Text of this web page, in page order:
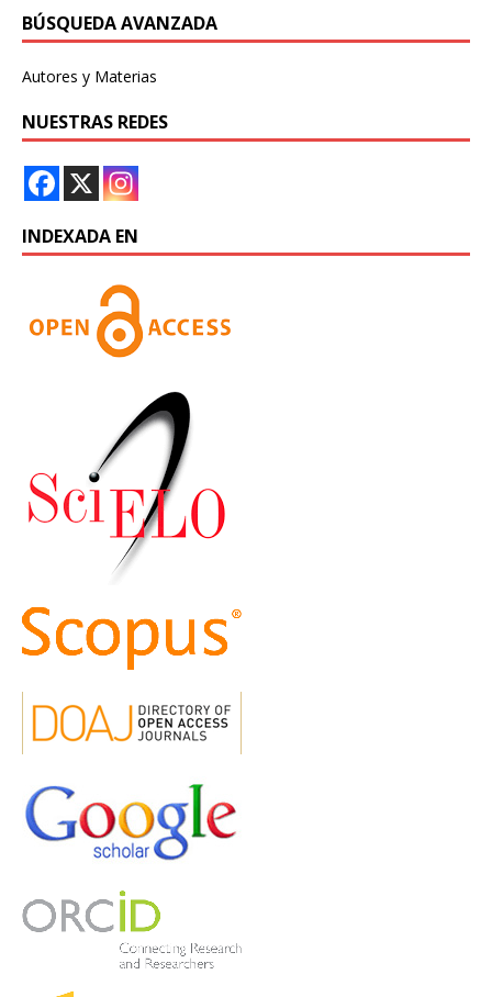
BÚSQUEDA AVANZADA
Autores y Materias
NUESTRAS REDES
INDEXADA EN